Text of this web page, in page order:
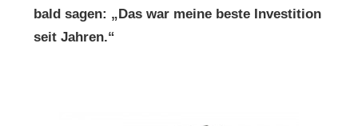
bald sagen: „Das war meine beste Investition
seit Jahren.“